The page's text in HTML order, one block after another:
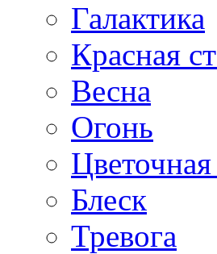
Галактика
Красная
Весна
Огонь
Цветочная
Блеск
Тревога